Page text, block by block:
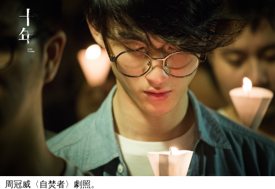
周冠威〈自焚者〉劇照。